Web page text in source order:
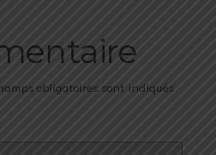
obligatoires sont indiqués